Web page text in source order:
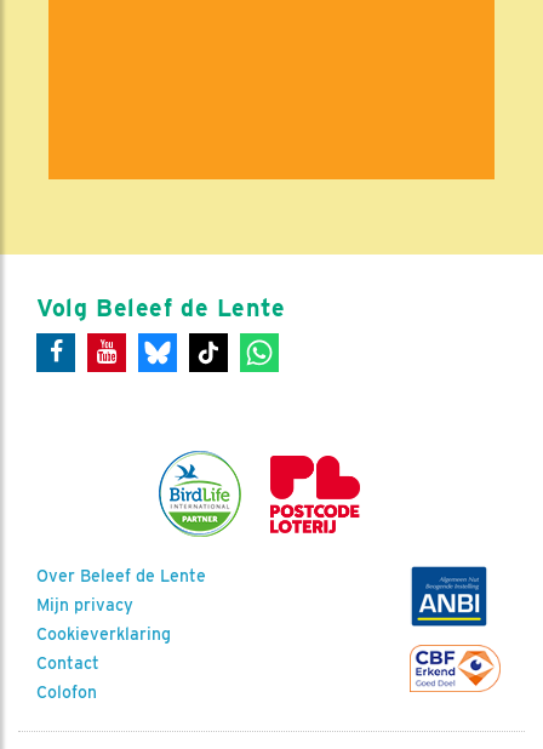
Volg Beleef de Lente
Over Beleef de Lente
Mijn privacy
Cookieverklaring
Contact
Colofon